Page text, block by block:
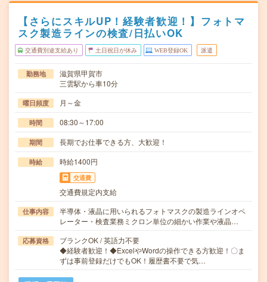
【さらにスキルUP！経験者歓迎！】フォトマ
スク製造ラインの検査/日払いOK
交通費別途支給あり 土日祝日が休み WEB登録OK 派遣
勤務地
滋賀県甲賀市
三雲駅から車10分
曜日頻度 月～金
時間 08:30～17:00
期間 長期でお仕事できる方、大歓迎！
時給 時給1400円
交通費
交通費規定内支給
仕事内容
半導体・液晶に用いられるフォトマスクの製造ラインオペ
レーター・検査業務ミクロン単位の細かい作業や液晶…
応募資格
ブランクOK / 英語力不要
◆経験者歓迎！◆ExcelやWordの操作できる方歓迎！〇ま
ずは事前登録だけでもOK！履歴書不要で気…